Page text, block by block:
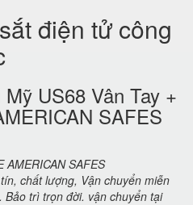
điện tử công
US68 Vân Tay +
SAFES
AMERICAN SAFES
chất lượng, Vận chuyển miễn
trì trọn đời. vận chuyển tại